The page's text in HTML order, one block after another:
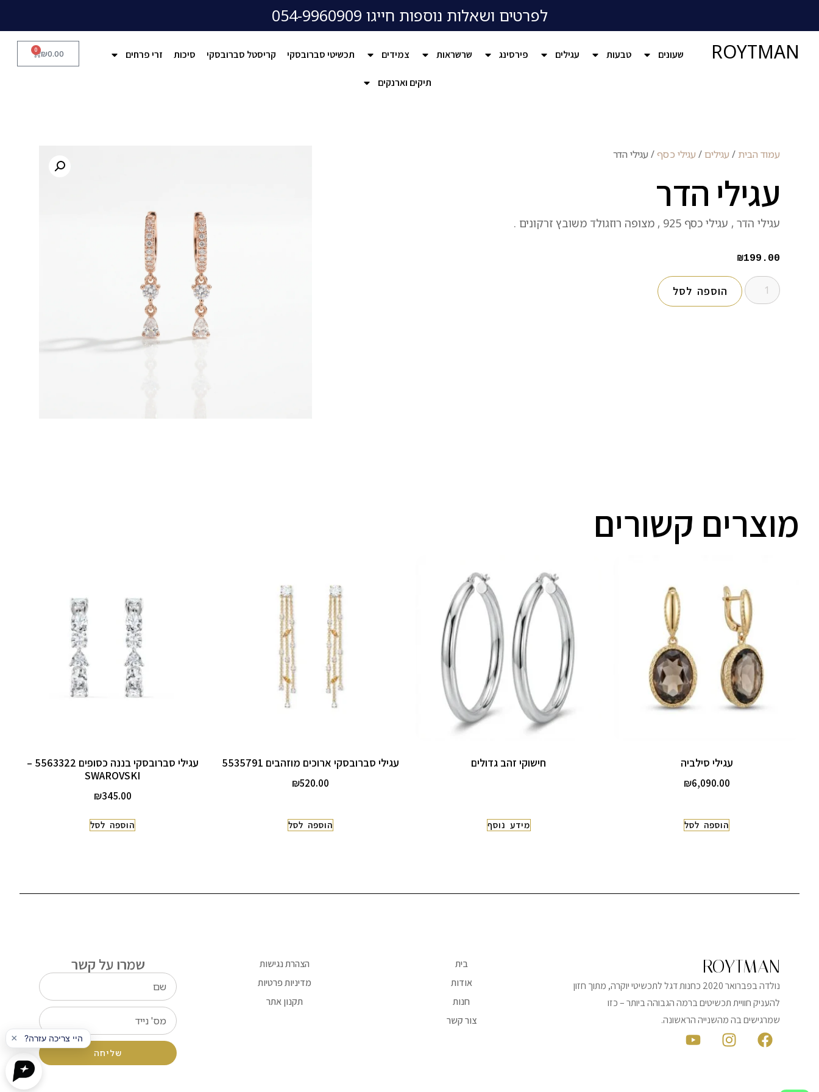
לפרטים ושאלות נוספות חייגו 054-9960909
ROYTMAN שעונים טבעות עגילים פירסינג שרשראות צמידים תכשיטי סברובסקי קריסטל סברובסקי סיכות זרי פרחים
תיקים וארנקים
₪0.00
0
עמוד הבית / עגילים/ עגילי כסף/ עגילי הדר
עגילי הדר
עגילי הדר , עגילי כסף 925 , מצופה רוזגולד משובץ זרקונים .
₪199.00
הוספה לסל
מוצרים קשורים
עגילי סילביה
₪6,090.00
הוספה לסל
חישוקי זהב גדולים
מידע נוסף
עגילי סברובסקי ארוכים מוזהבים 5535791
₪520.00
הוספה לסל
עגילי סברובסקי בננה כסופים 5563322 –
SWAROVSKI
₪345.00
הוספה לסל
ROYTMAN
נולדה בפברואר 2020 כחנות דגל לתכשיטי יוקרה, מתוך חזון
להעניק חוויית תכשיטים ברמה הגבוהה ביותר – כזו
שמרגישים בה מהשנייה הראשונה.
בית
אודות
חנות
צור קשר
הצהרת נגישות
מדיניות פרטיות
תקנון אתר
שמרו על קשר
שליחה